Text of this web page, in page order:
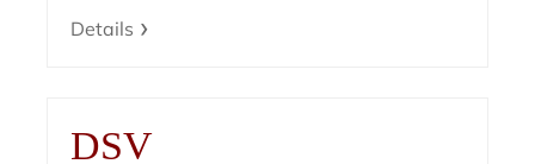
Details
DSV